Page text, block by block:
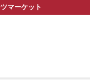
マーケット